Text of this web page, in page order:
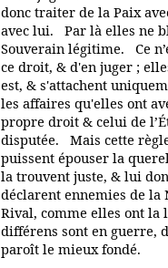
donc traiter de la Paix
avec lui. Par là elles ne
Souverain légitime. Ce
ce droit, & d'en juger ;
est, & s'attachent
les affaires qu'elles ont
propre droit & celui de
disputée. Mais cette
puissent épouser la
la trouvent juste, & lui
déclarent ennemies de la
Rival, comme elles ont la
différens sont en guerre,
paroît le mieux fondé.